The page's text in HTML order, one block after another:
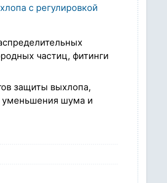
с регулировкой
частиц, фитинги
защиты выхлопа,
уменьшения шума и